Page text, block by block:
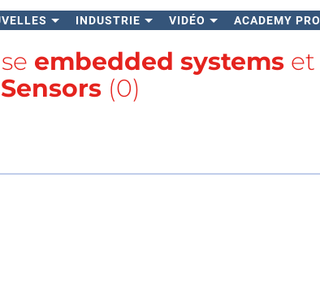
INDUSTRIE VIDÉO ACADEMY PRO
embedded systemset
(0)